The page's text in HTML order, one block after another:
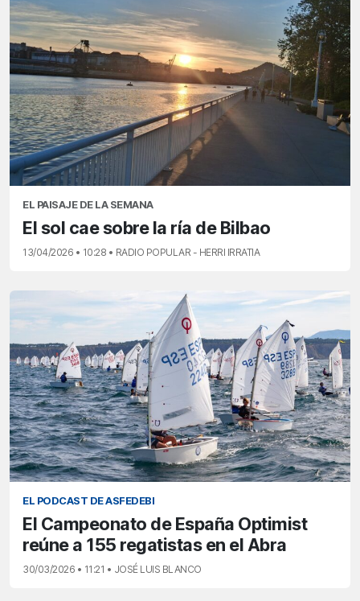
EL PAISAJE DE LA SEMANA
El sol cae sobre la ría de Bilbao
13/04/2026 • 10:28 • RADIO POPULAR - HERRI IRRATIA
EL PODCAST DE ASFEDEBI
El Campeonato de España Optimist
reúne a 155 regatistas en el Abra
30/03/2026 • 11:21 • JOSÉ LUIS BLANCO